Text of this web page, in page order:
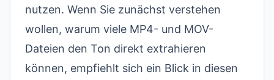
nutzen. Wenn Sie zunächst verstehen
wollen, warum viele MP4- und MOV-
Dateien den Ton direkt extrahieren
können, empfiehlt sich ein Blick in diesen